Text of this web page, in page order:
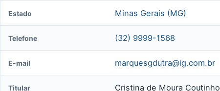
Estado Minas Gerais (MG)
Telefone (32) 9999-1568
E-mail marquesgdutra@ig.com.br
Titular Cristina de Moura Coutinho